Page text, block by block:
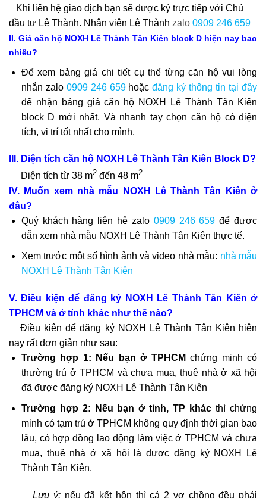
Khi liên hệ giao dịch bạn sẽ được ký trực tiếp với Chủ
đầu tư Lê Thành. Nhân viên Lê Thành zalo 0909 246 659
II. Giá căn hộ NOXH Lê Thành Tân Kiên block D hiện nay bao
nhiêu?
Để xem bảng giá chi tiết cụ thể từng căn hộ vui lòng
nhắn zalo 0909 246 659hoặcđăng ký thông tin tại đây
để nhận bảng giá căn hộ NOXH Lê Thành Tân Kiên
block D mới nhất. Và nhanh tay chọn căn hộ có diện
tích, vị trí tốt nhất cho mình.
III. Diện tích căn hộ NOXH Lê Thành Tân Kiên Block D?
Diện tích từ 38 m2 đến 48 m2
IV. Muốn xem nhà mẫu NOXH Lê Thành Tân Kiên ở
đâu?
Quý khách hàng liên hệ zalo 0909 246 659 để được
dẫn xem nhà mẫu NOXH Lê Thành Tân Kiên thực tế.
Xem trước một số hình ảnh và video nhà mẫu: nhà mẫu
NOXH Lê Thành Tân Kiên
V. Điều kiện để đăng ký NOXH Lê Thành Tân Kiên ở
TPHCM và ở tỉnh khác như thế nào?
Điều kiện để đăng ký NOXH Lê Thành Tân Kiên hiện
nay rất đơn giản như sau:
Trường hợp 1:
Nếu bạn ở TPHCM chứng minh có
thường trú ở TPHCM và chưa mua, thuê nhà ở xã hội
đã được đăng ký NOXH Lê Thành Tân Kiên
Trường hợp 2: Nếu bạn ở tỉnh, TP khác thì chứng
minh có tạm trú ở TPHCM không quy định thời gian bao
lâu, có hợp đồng lao động làm việc ở TPHCM và chưa
mua, thuê nhà ở xã hội là được đăng ký NOXH Lê
Thành Tân Kiên.
Lưu ý: nếu đã kết hôn thì cả 2 vợ chồng đều phải